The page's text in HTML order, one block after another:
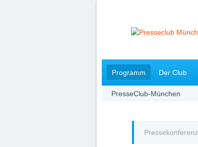
Navigation
überspringen
Programm Der Club
PresseClub-München
Pressekonferenz